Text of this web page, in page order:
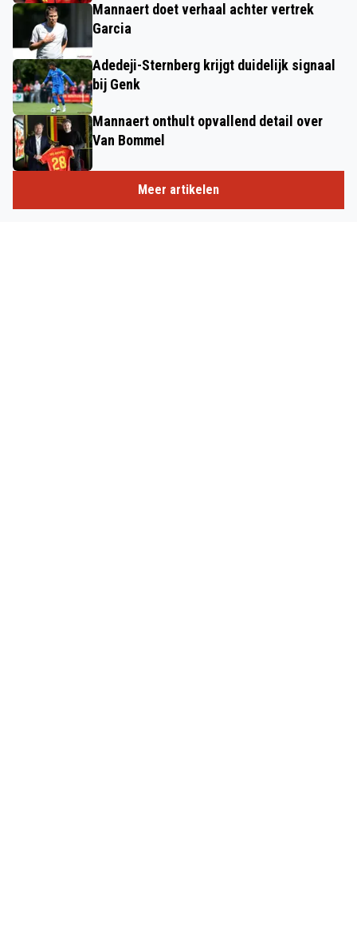
Mannaert doet verhaal achter vertrek
Garcia
Adedeji-Sternberg krijgt duidelijk signaal
bij Genk
Mannaert onthult opvallend detail over
Van Bommel
Meer artikelen